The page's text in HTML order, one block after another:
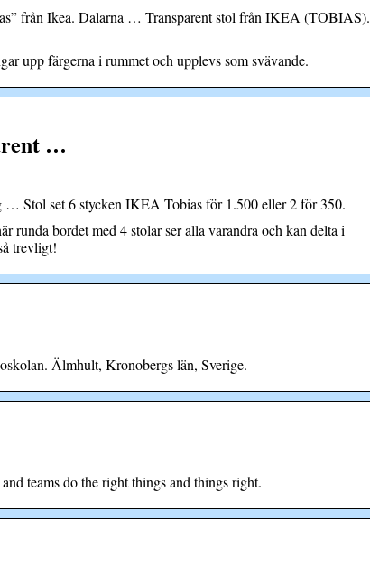
från Ikea. Dalarna … Transparent stol från IKEA (TOBIAS).
upp färgerna i rummet och upplevs som svävande.
…
Stol set 6 stycken IKEA Tobias för 1.500 eller 2 för 350.
bordet med 4 stolar ser alla varandra och kan delta i
trevligt!
Älmhult, Kronobergs län, Sverige.
teams do the right things and things right.